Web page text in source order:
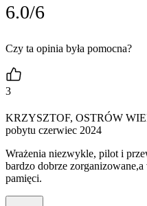
6.0/6
Czy ta opinia była pomocna?
3
KRZYSZTOF, OSTRÓW
pobytu czerwiec 2024
Wrażenia niezwykle, pilot i
bardzo dobrze
pamięci.